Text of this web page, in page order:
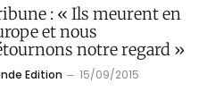
: « Ils meurent en
et nous
notre regard »
Edition 15/09/2015